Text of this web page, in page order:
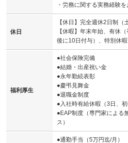
・労務に関する実務経験を
休日
【休日】完全週休2日制（
【休暇】年末年始、有休
後に10日付与）、特別休
福利厚生
●社会保険完備
●結婚・出産祝い金
●永年勤続表彰
●慶弔見舞金
●退職金制度
●入社時有給休暇（3日、初
●EAP制度（専門家による
ス）
●通勤手当（5万円迄/月）